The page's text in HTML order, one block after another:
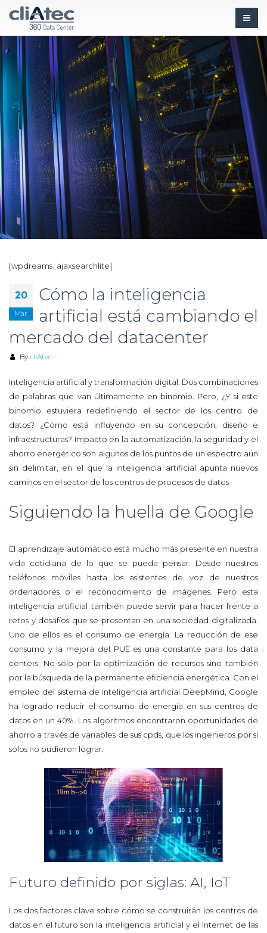
[wpdreams_ajaxsearchlite]
20
Mar
Cómo la inteligencia
artificial está cambiando el
mercado del datacenter
By cliAtec
Inteligencia artificial y transformación digital. Dos combinaciones
de palabras que van últimamente en binomio. Pero, ¿Y si este
binomio estuviera redefiniendo el sector de los centro de
datos? ¿Cómo está influyendo en su concepción, diseño e
infraestructuras? Impacto en la automatización, la seguridad y el
ahorro energético son algunos de los puntos de un espectro aún
sin delimitar, en el que la inteligencia artificial apunta nuevos
caminos en el sector de los centros de procesos de datos
Siguiendo la huella de Google
El aprendizaje automático está mucho más presente en nuestra
vida cotidiana de lo que se pueda pensar. Desde nuestros
teléfonos móviles hasta los asistentes de voz de nuestros
ordenadores o el reconocimiento de imágenes. Pero esta
inteligencia artificial también puede servir para hacer frente a
retos y desafíos que se presentan en una sociedad digitalizada.
Uno de ellos es el consumo de energía. La reducción de ese
consumo y la mejora del PUE es una constante para los data
centers. No sólo por la optimización de recursos sino también
por la búsqueda de la permanente eficiencia energética. Con el
empleo del sistema de inteligencia artificial DeepMind, Google
ha logrado reducir el consumo de energía en sus centros de
datos en un 40%. Los algoritmos encontraron oportunidades de
ahorro a través de variables de sus cpds, que los ingenieros por sí
solos no pudieron lograr.
Futuro definido por siglas: AI, IoT
Los dos factores clave sobre cómo se construirán los centros de
datos en el futuro son la inteligencia artificial y el Internet de las